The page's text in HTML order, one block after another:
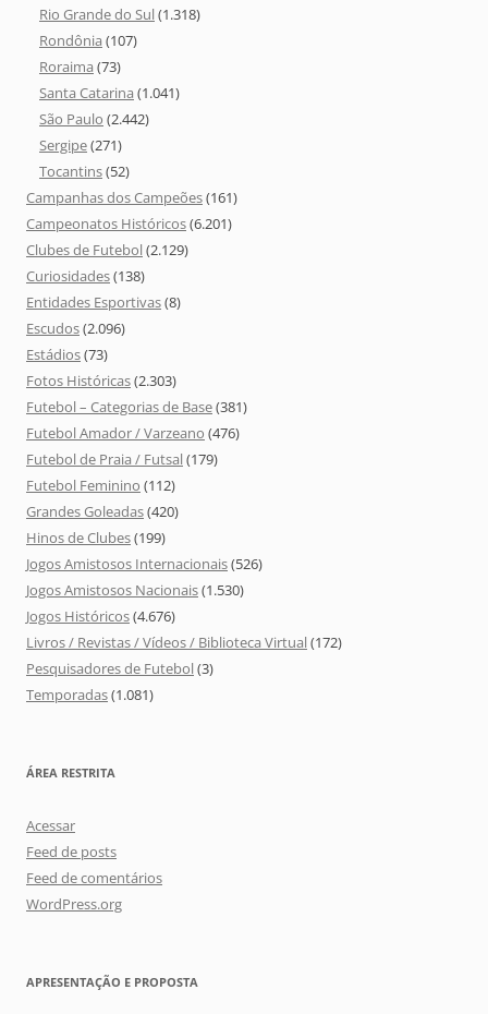
Rio Grande do Sul(1.318)
Rondônia (107)
Roraima (73)
Santa Catarina (1.041)
São Paulo (2.442)
Sergipe(271)
Tocantins(52)
Campanhas dos Campeões(161)
Campeonatos Históricos(6.201)
Clubes de Futebol(2.129)
Curiosidades(138)
Entidades Esportivas(8)
Escudos(2.096)
Estádios(73)
Fotos Históricas(2.303)
Futebol – Categorias de Base(381)
Futebol Amador / Varzeano (476)
Futebol de Praia / Futsal(179)
Futebol Feminino (112)
Grandes Goleadas(420)
Hinos de Clubes(199)
Jogos Amistosos Internacionais(526)
Jogos Amistosos Nacionais(1.530)
Jogos Históricos(4.676)
Livros / Revistas / Vídeos / Biblioteca Virtual(172)
Pesquisadores de Futebol(3)
Temporadas(1.081)
ÁREA RESTRITA
Acessar
Feed de posts
Feed de comentários
WordPress.org
APRESENTAÇÃO E PROPOSTA